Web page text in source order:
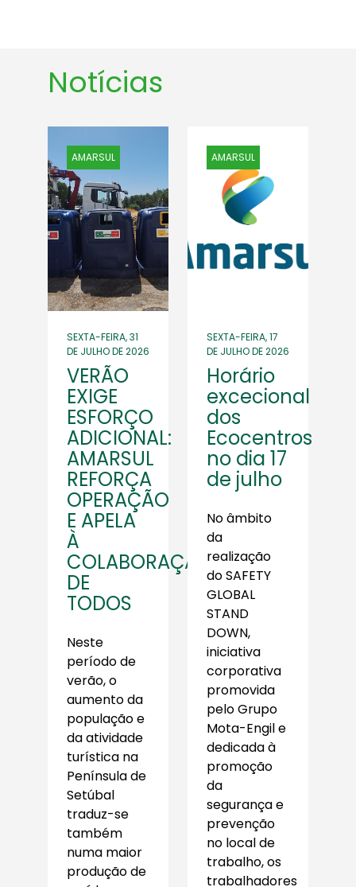
Notícias
AMARSUL
SEXTA-FEIRA, 31
DE JULHO DE 2026
VERÃO
EXIGE
ESFORÇO
ADICIONAL:
AMARSUL
REFORÇA
OPERAÇÃO
E APELA
À
COLABORAÇÃO
DE
TODOS
Neste
período de
verão, o
aumento da
população e
da atividade
turística na
Península de
Setúbal
traduz-se
também
numa maior
produção de
AMARSUL
SEXTA-FEIRA, 17
DE JULHO DE 2026
Horário
excecional
dos
Ecocentros
no dia 17
de julho
No âmbito
da
realização
do SAFETY
GLOBAL
STAND
DOWN,
iniciativa
corporativa
promovida
pelo Grupo
Mota-Engil e
dedicada à
promoção
da
segurança e
prevenção
no local de
trabalho, os
trabalhadores